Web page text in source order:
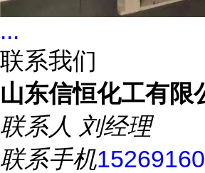
...
联系我们
山东信恒化工有限
联系人 刘经理
联系手机